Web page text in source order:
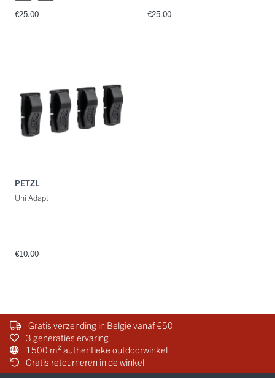
€25.00 €25.00
PETZL
Uni Adapt
€10.00
Gratis verzending in België vanaf €50
3 generaties ervaring
1500 m² authentieke outdoorwinkel
Gratis retourneren in de winkel